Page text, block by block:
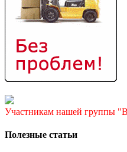
Участникам нашей группы
Полезные статьи